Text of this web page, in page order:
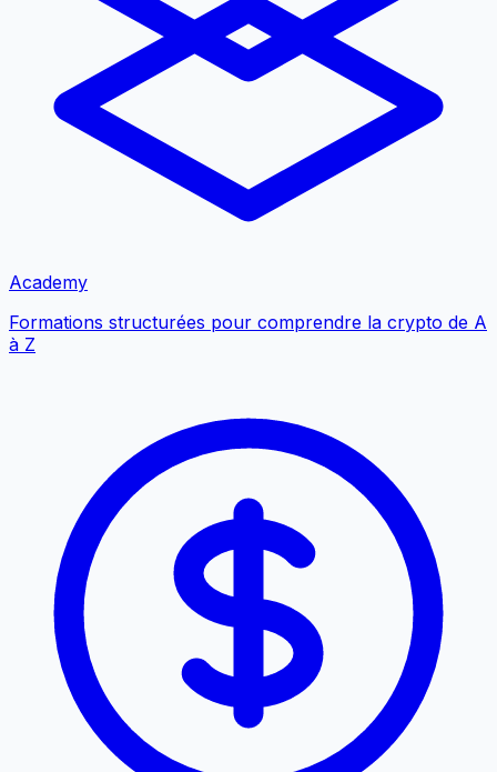
Academy
Formations structurées pour comprendre la crypto de A
à Z